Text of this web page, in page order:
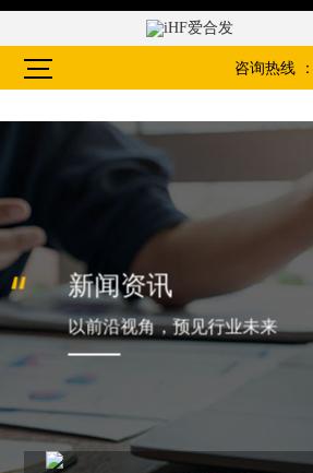
咨询热线 ：
新闻资讯
以前沿视角，预见行业未来